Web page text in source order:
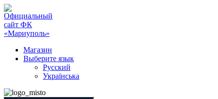
Магазин
Выберите язык
Русский
Українська